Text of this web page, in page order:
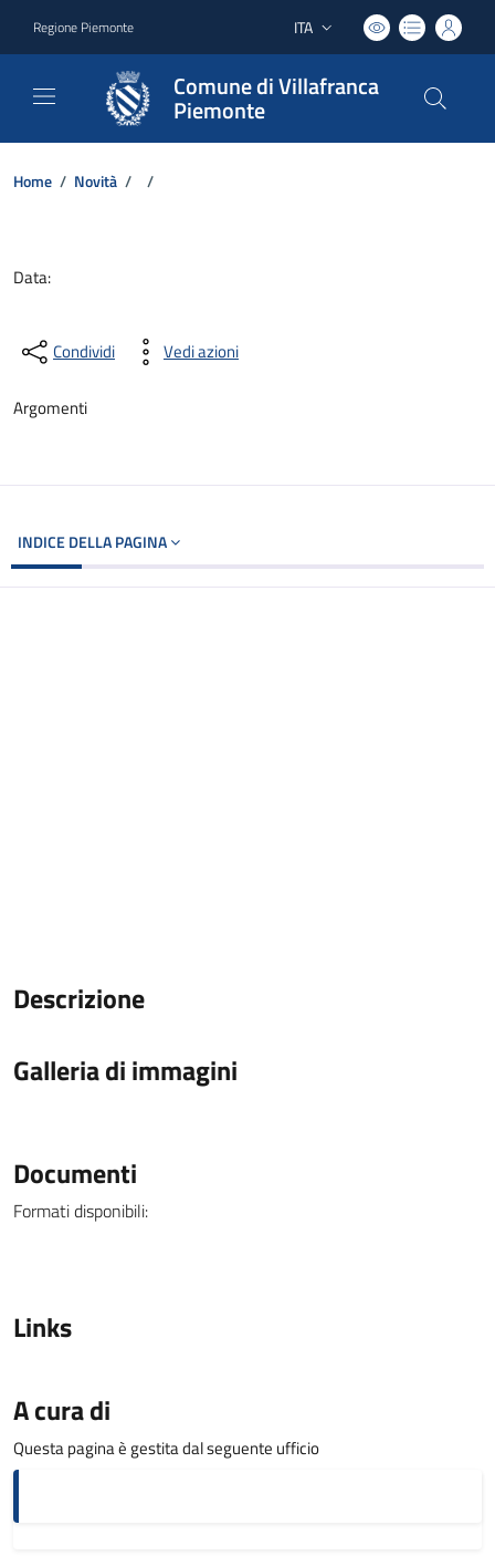
Regione Piemonte Lingua attiva:
ITA
Comune di Villafranca
Piemonte
Home / Novità / /
Data:
Condividi Vedi azioni
Argomenti
INDICE DELLA PAGINA
Descrizione
Galleria di immagini
Documenti
Formati disponibili:
Links
A cura di
Questa pagina è gestita dal seguente ufficio